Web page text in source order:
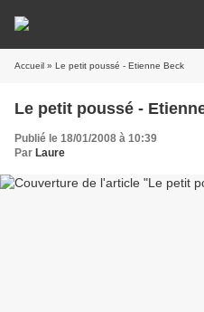
Accueil » Le petit poussé - Etienne Beck
Le petit poussé -
Publié le 18/01/2008 à 10:39
Par Laure